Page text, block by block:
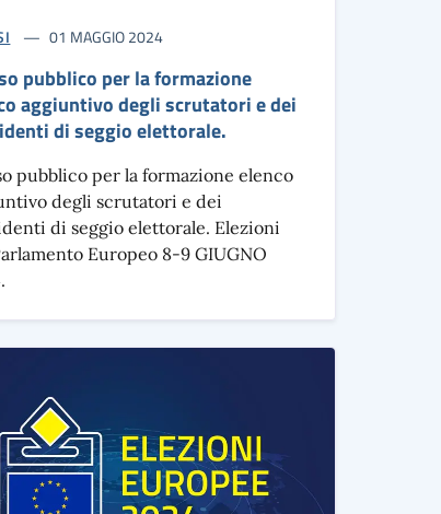
01 MAGGIO 2024
pubblico per la formazione
aggiuntivo degli scrutatori e dei
di seggio elettorale.
pubblico per la formazione elenco
degli scrutatori e dei
di seggio elettorale. Elezioni
Europeo 8-9 GIUGNO